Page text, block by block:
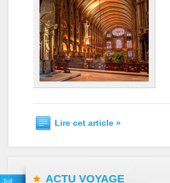
Lire cet article »
Juil ACTU VOYAGE